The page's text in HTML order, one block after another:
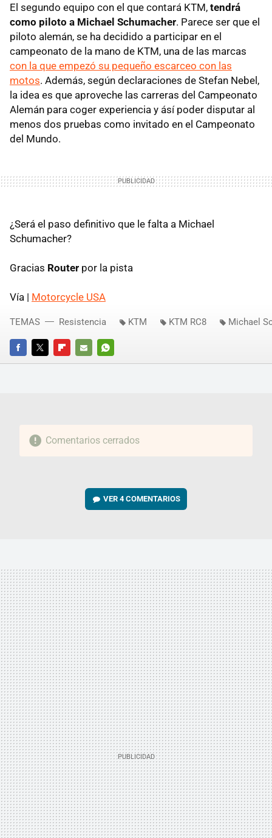
El segundo equipo con el que contará KTM, tendrá
como piloto a Michael Schumacher. Parece ser que el
piloto alemán, se ha decidido a participar en el
campeonato de la mano de KTM, una de las marcas
con la que empezó su pequeño escarceo con las
motos. Además, según declaraciones de Stefan Nebel,
la idea es que aproveche las carreras del Campeonato
Alemán para coger experiencia y ásí poder disputar al
menos dos pruebas como invitado en el Campeonato
del Mundo.
¿Será el paso definitivo que le falta a Michael
Schumacher?
Gracias Router por la pista
Vía | Motorcycle USA
FACEBOOKTWITTERFLIPBOARD
E-
WHATSAPP
TEMAS Resistencia KTM KTM RC8 Michael
Comentarios cerrados
VER4 COMENTARIOS